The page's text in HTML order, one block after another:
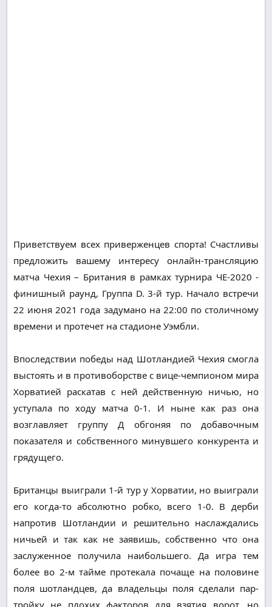
Приветствуем всех приверженцев спорта! Счастливы
предложить вашему интересу онлайн-трансляцию
матча Чехия – Британия в рамках турнира ЧЕ-2020 -
финишный раунд, Группа D. 3-й тур. Начало встречи
22 июня 2021 года задумано на 22:00 по столичному
времени и протечет на стадионе Уэмбли.
Впоследствии победы над Шотландией Чехия смогла
выстоять и в противоборстве с вице-чемпионом мира
Хорватией раскатав с ней действенную ничью, но
уступала по ходу матча 0-1. И ныне как раз она
возглавляет группу Д обгоняя по добавочным
показателя и собственного минувшего конкурента и
грядущего.
Британцы выиграли 1-й тур у Хорватии, но выиграли
его когда-то абсолютно робко, всего 1-0. В дерби
напротив Шотландии и решительно наслаждались
ничьей и так как не заявишь, собственно что она
заслуженное получила наибольшего. Да игра тем
более во 2-м тайме протекала почаще на половине
поля шотландцев, да владельцы поля сделали пар-
тройку не плохих факторов для взятия ворот, но